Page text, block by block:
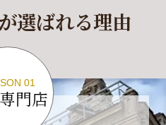
お問い合わせにつきま
次対応させて頂きま
すが、何卒ご理解の程
。
選ばれる理由
01
門店